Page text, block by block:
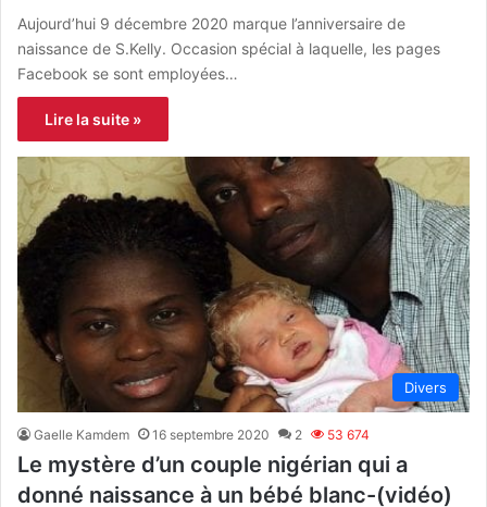
Aujourd’hui 9 décembre 2020 marque l’anniversaire de
naissance de S.Kelly. Occasion spécial à laquelle, les pages
Facebook se sont employées…
Lire la suite »
Divers
Gaelle Kamdem 16 septembre 2020 2 53 674
Le mystère d’un couple nigérian qui a
donné naissance à un bébé blanc-(vidéo)